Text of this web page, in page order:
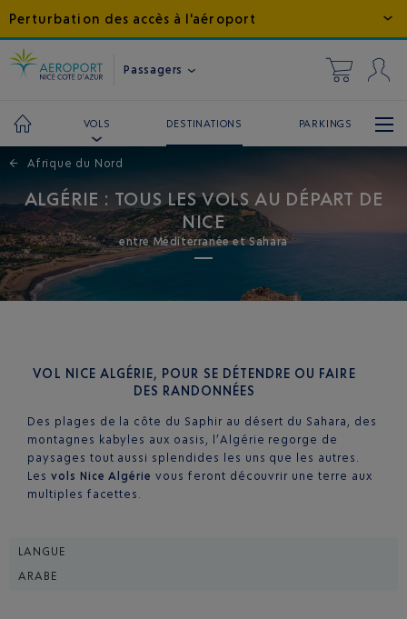
Perturbation des accès à l'aéroport
Passagers
VOLS DESTINATIONS PARKINGS
← Afrique du Nord
ALGÉRIE : TOUS LES VOLS AU DÉPART DE
NICE
entre Méditerranée et Sahara
VOL NICE ALGÉRIE, POUR SE DÉTENDRE OU FAIRE
DES RANDONNÉES
Des plages de la côte du Saphir au désert du Sahara, des
montagnes kabyles aux oasis, l’Algérie regorge de
paysages tout aussi splendides les uns que les autres.
Les vols Nice Algérievous feront découvrir une terre aux
multiples facettes.
LANGUE
ARABE